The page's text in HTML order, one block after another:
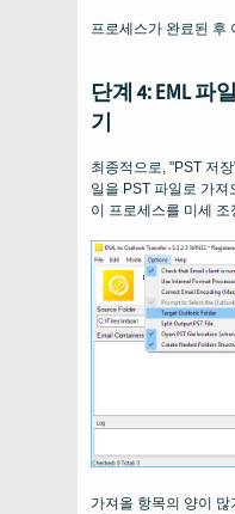
프로세스가 완료된 후
단계 4: EML 파
기
최종적으로, "PST 저
일을 PST 파일로 가져
이 프로세스를 미세 조
가져올 항목의 양이